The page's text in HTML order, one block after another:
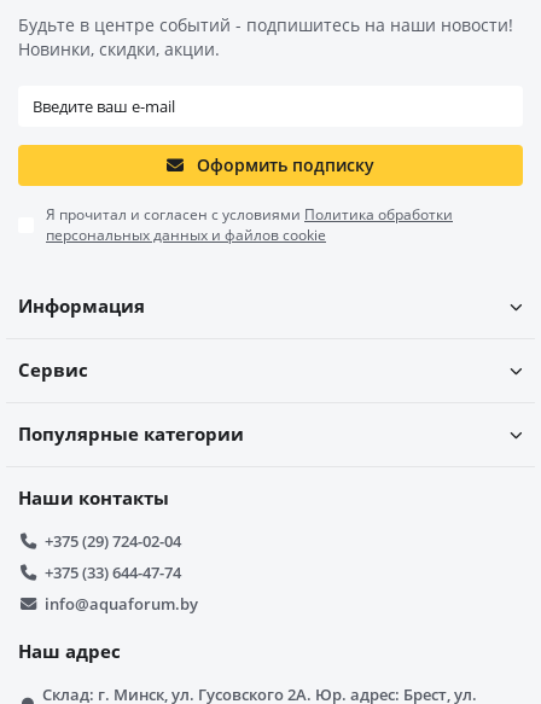
Будьте в центре событий - подпишитесь на наши новости!
Новинки, скидки, акции.
Оформить подписку
Я прочитал и согласен с условиями Политика обработки
персональных данных и файлов cookie
Информация
Сервис
Популярные категории
Наши контакты
+375 (29) 724-02-04
+375 (33) 644-47-74
info@aquaforum.by
Наш адрес
Склад: г. Минск, ул. Гусовского 2А. Юр. адрес: Брест, ул.